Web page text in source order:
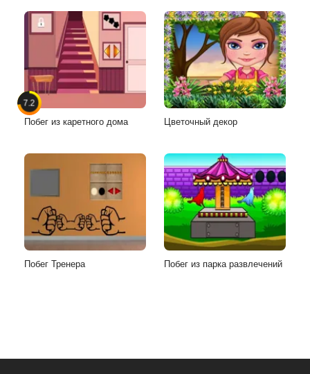
7.2
Побег из каретного дома Цветочный декор
Побег Тренера Побег из парка развлечений